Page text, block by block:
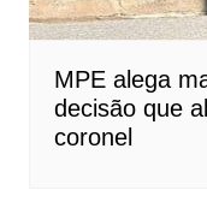
MPE alega
decisão que
coronel